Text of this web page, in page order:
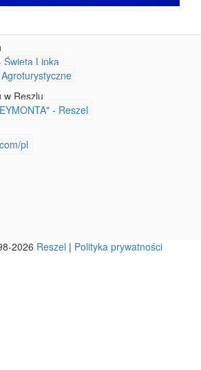
Lipka
w Reszlu
- Reszel
pl
2026 Reszel | Polityka prywatności